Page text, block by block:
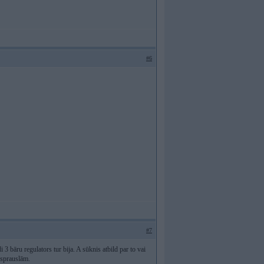
#6
#7
3 bāru regulators tur bija. A sūknis atbild par to vai